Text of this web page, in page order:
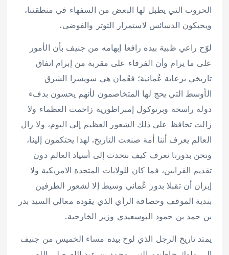
الحروب التي يطبل لها البعض من السفهاء في منطقتنا،
ويحيكون الدسائس لاستمرار التوتر والفوضى.
لوّح راعي ظبية بيده رافعا إبهامه من جنيف بأن الأمور
على ما يرام وأن الفرقاء على مقربة من إبرام اتفاق
تاريخي برعاية عُمانية؛ فعُمان هي سويسرا الشرق
الأوسط التي يحج لها المتخاصمون لأنهم يحسون بدفء
دولة راسخة وبرتوكول إمبراطورية زاحمت العظماء ولا
زالت تحافظ على ذلك الشعور العظيم إلى اليوم، ولا زال
العالم يعرف أننا أمة صنعت التاريخ. لهذا يحتكمون إلينا،
ونحن بدورنا نعرف كيف نتحدث إلى أسياد العالم دون
تقديم القرابين، فما كان للولايات المتحدة الامريكية ولا
إيران أن تقبلا بدور عُماني وسيط إلا لشعور الطرفين
بندية الموقف وحصافة الرأي الذي يقوده معالي السيد بدر
بن حمد بن حمود البوسعيدي وزير الخارجية.
يمتد تاريخ الرجل الذي لوح بيده مساء الخميس من جنيف